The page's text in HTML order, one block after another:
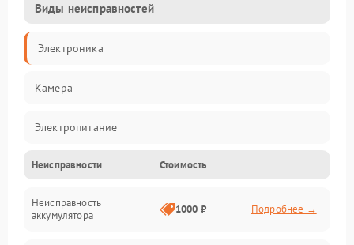
Виды неисправностей
Электроника
Камера
Электропитание
Память/Носитель
Хранение данных
Неисправности Стоимость
Неисправность
аккумулятора
1000 ₽ Подробнее →